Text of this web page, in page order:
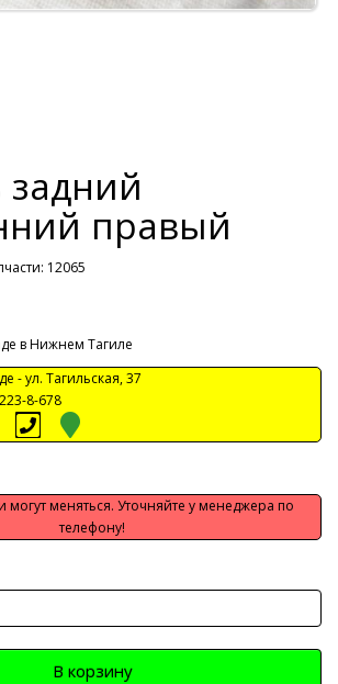
правый
12065
в Нижнем Тагиле
-ул. Тагильская, 37
8-678
могут меняться. Уточняйте у менеджера по
телефону!
В корзину